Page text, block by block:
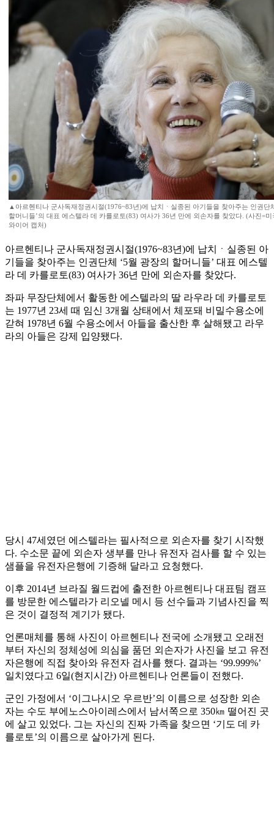
▲아르헨티나 군사독재정권시절(1976~83년)에 납치ㆍ실종된 아기들을 찾아주는 인권단
할머니들’의 대표 에스텔라 데 카를로토(83) 여사가 36년 만에 외손자를 찾았다. (사진=
와이어 캡처)
아르헨티나 군사독재정권시절(1976~83년)에 납치ㆍ실종된 아
기들을 찾아주는 인권단체 ‘5월 광장의 할머니들’ 대표 에스텔
라 데 카를로토(83) 여사가 36년 만에 외손자를 찾았다.
좌파 무장단체에서 활동한 에스텔라의 딸 라우라 데 카를로토
는 1977년 23세 때 임신 3개월 상태에서 체포돼 비밀수용소에
갇혀 1978년 6월 수용소에서 아들을 출산한 후 살해됐고 라우
라의 아들은 강제 입양됐다.
당시 47세였던 에스텔라는 필사적으로 외손자를 찾기 시작했
다. 수소문 끝에 외손자 생부를 만나 유전자 검사를 할 수 있는
샘플을 유전자은행에 기증해 달라고 요청했다.
이후 2014년 브라질 월드컵에 출전한 아르헨티나 대표팀 캠프
를 방문한 에스텔라가 리오넬 메시 등 선수들과 기념사진을 찍
은 것이 결정적 계기가 됐다.
언론매체를 통해 사진이 아르헨티나 전국에 소개됐고 오래전
부터 자신의 정체성에 의심을 품던 외손자가 사진을 보고 유전
자은행에 직접 찾아와 유전자 검사를 했다. 결과는 ‘99.999%’
일치였다고 6일(현지시간) 아르헨티나 언론들이 전했다.
군인 가정에서 ‘이그나시오 우르반’의 이름으로 성장한 외손
자는 수도 부에노스아이레스에서 남서쪽으로 350㎞ 떨어진 곳
에 살고 있었다. 그는 자신의 진짜 가족을 찾으면 ‘기도 데 카
를로토’의 이름으로 살아가게 된다.